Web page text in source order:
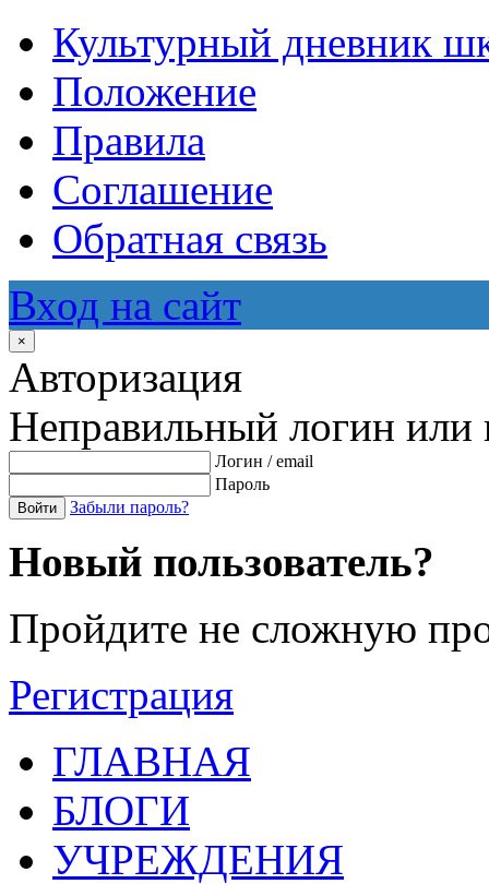
Культурный дневник
Положение
Правила
Соглашение
Обратная связь
Вход на сайт
×
Авторизация
Неправильный логин или
Логин / email
Пароль
Войти Забыли пароль?
Новый пользователь?
Пройдите не сложную
Регистрация
ГЛАВНАЯ
БЛОГИ
УЧРЕЖДЕНИЯ